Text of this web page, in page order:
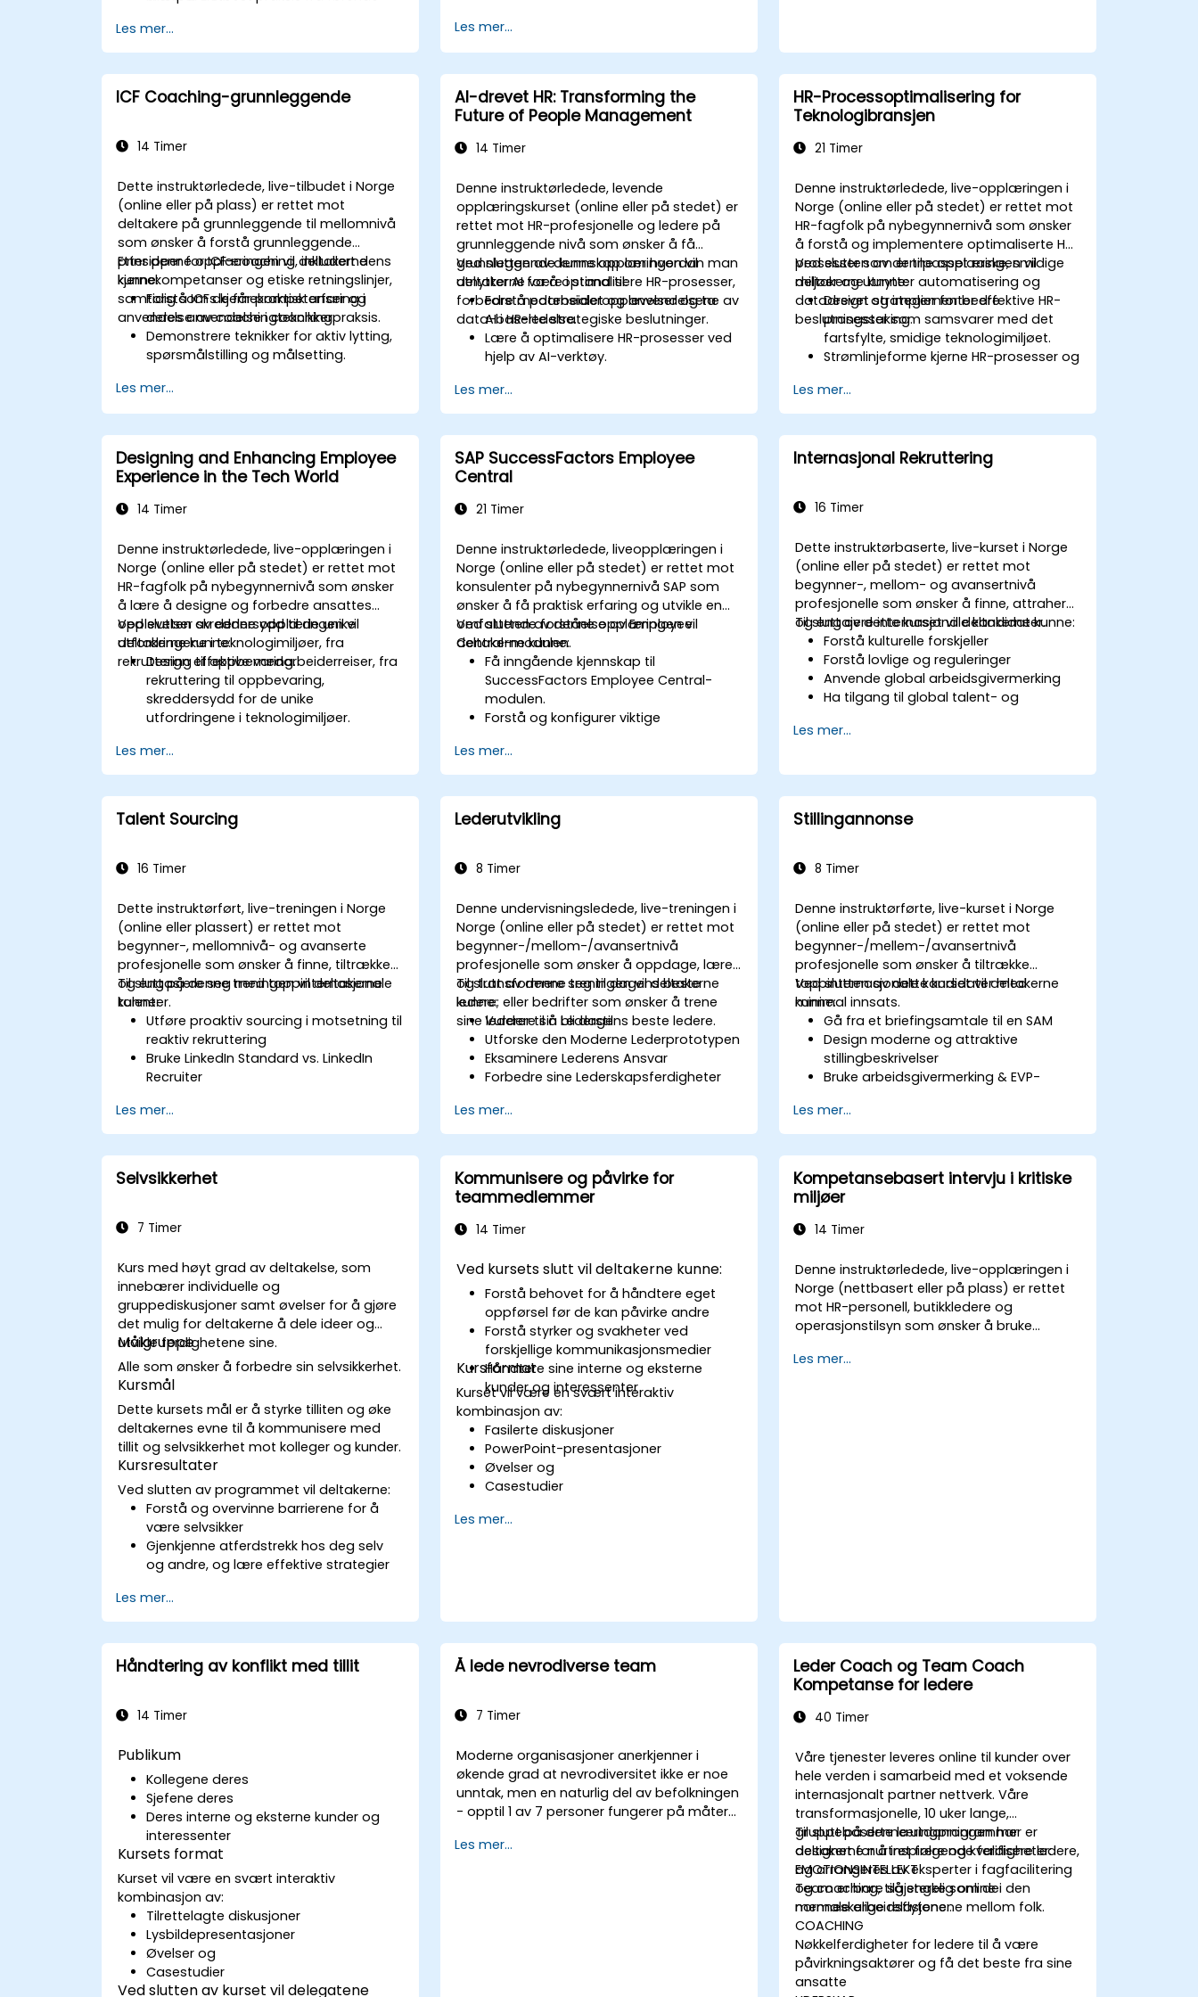
Les mer...
Les mer...
ICF Coaching-grunnleggende
14 Timer
Dette instruktørledede, live-tilbudet i Norge
(online eller på plass) er rettet mot
deltakere på grunnleggende til mellomnivå
som ønsker å forstå grunnleggende
prinsipper for ICF-coaching, inkludert dens
kjernekompetanser og etiske retningslinjer,
samtidig som de får praktisk erfaring i
anvendelse av coachingteknikker.
Etter denne opplæringen vil deltakerne
kunne:
Forstå ICFs kjernekompetanser og
deres anvendelse i coachingpraksis.
Demonstrere teknikker for aktiv lytting,
spørsmålstilling og målsetting.
transformerende coaching-samtaler.
Overholde ICFs etiske kodeks i
Utvikle en personlig coachingstil som er
i tråd med ICF-prinsippene.
Les mer...
AI-drevet HR: Transforming the
Future of People Management
14 Timer
Denne instruktørledede, levende
opplæringskurset (online eller på stedet) er
rettet mot HR-profesjonelle og ledere på
grunnleggende nivå som ønsker å få
grunnleggende kunnskap om hvordan man
utnytter AI for å optimalisere HR-prosesser,
forbedre medarbeideropplevelser og ta
data-baserte strategiske beslutninger.
Ved slutten av denne opplæringen vil
deltakerne være i stand til:
Forstå potensialet og anvendelsene av
AI i HR-ledelse.
Lære å optimalisere HR-prosesser ved
hjelp av AI-verktøy.
gjennom AI-drevne strategier.
Bruke AI-insikter for å ta strategiske HR-
beslutninger.
Les mer...
HR-Processoptimalisering for
Teknologibransjen
21 Timer
Denne instruktørledede, live-opplæringen i
Norge (online eller på stedet) er rettet mot
HR-fagfolk på nybegynnernivå som ønsker
å forstå og implementere optimaliserte HR-
prosesser som er tilpasset raske, smidige
miljøer og utnytter automatisering og
datadrevet strategier for bedre
beslutningstaking.
Ved slutten av denne opplæringen vil
deltakerne kunne:
Design og implementer effektive HR-
prosesser som samsvarer med det
fartsfylte, smidige teknologimiljøet.
Strømlinjeforme kjerne HR-prosesser og
Sikre justering av HR-strategier med
forretningsmål for å støtte
skalerbarhet og kontinuerlig forbedring.
Les mer...
Designing and Enhancing Employee
Experience in the Tech World
14 Timer
Denne instruktørledede, live-opplæringen i
Norge (online eller på stedet) er rettet mot
HR-fagfolk på nybegynnernivå som ønsker
å lære å designe og forbedre ansattes
opplevelser skreddersydd til de unike
utfordringene i teknologimiljøer, fra
rekruttering til oppbevaring.
Ved slutten av denne opplæringen vil
deltakerne kunne:
Design effektive medarbeiderreiser, fra
rekruttering til oppbevaring,
skreddersydd for de unike
utfordringene i teknologimiljøer.
engasjement, inkludering og
kontinuerlig utvikling i den tekniske
arbeidsstyrken.
Les mer...
SAP SuccessFactors Employee
Central
21 Timer
Denne instruktørledede, liveopplæringen i
Norge (online eller på stedet) er rettet mot
konsulenter på nybegynnernivå SAP som
ønsker å få praktisk erfaring og utvikle en
omfattende forståelse av Employee
Central-modulen.
Ved slutten av denne opplæringen vil
deltakerne kunne:
Få inngående kjennskap til
SuccessFactors Employee Central-
modulen.
Forstå og konfigurer viktige
klargjøring, sikkerhet og
dataadministrasjon.
Utfør grunnleggende og komplekse
støtte- og vedlikeholdskonfigurasjoner.
Les mer...
Internasjonal Rekruttering
16 Timer
Dette instruktørbaserte, live-kurset i Norge
(online eller på stedet) er rettet mot
begynner-, mellom- og avansertnivå
profesjonelle som ønsker å finne, attrahere
og engajere internasjonale kandidater.
Til slutt av dette kurset vil deltakerne kunne:
Forstå kulturelle forskjeller
Forstå lovlige og reguleringer
Anvende global arbeidsgivermerking
Ha tilgang til global talent- og
Les mer...
Talent Sourcing
16 Timer
Dette instruktørført, live-treningen i Norge
(online eller plassert) er rettet mot
begynner-, mellomnivå- og avanserte
profesjonelle som ønsker å finne, tiltrække
og engasjere seg med toppinternasjonale
talenter.
Til slutt på denne treningen vil deltakerne
kunne:
Utføre proaktiv sourcing i motsetning til
reaktiv rekruttering
Bruke LinkedIn Standard vs. LinkedIn
Recruiter
Selge kandidater muligheten &
samarbeide med ansatte ansvarlige
for ansettelse
Les mer...
Lederutvikling
8 Timer
Denne undervisningsledede, live-treningen i
Norge (online eller på stedet) er rettet mot
begynner-/mellom-/avansertnivå
profesjonelle som ønsker å oppdage, lære
og transformere seg til dagens beste
ledere; eller bedrifter som ønsker å trene
sine lederer til å bli dagens beste ledere.
Til slutt av denne treningen vil deltakerne
kunne:
Vurdere sin Lederstil
Utforske den Moderne Lederprototypen
Eksaminere Lederens Ansvar
Forbedre sine Lederskapsferdigheter
Les mer...
Stillingannonse
8 Timer
Denne instruktørførte, live-kurset i Norge
(online eller på stedet) er rettet mot
begynner-/mellem-/avansertnivå
profesjonelle som ønsker å tiltrække
toppinternasjonale kandidater med
minimal innsats.
Ved slutten av dette kurset vil deltakerne
kunne:
Gå fra et briefingsamtale til en SAM
Design moderne og attraktive
stillingbeskrivelser
Bruke arbeidsgivermerking & EVP-
Post en eller flere stillingannonser
Motta et tilpasset langliste
Les mer...
Selvsikkerhet
7 Timer
Kurs med høyt grad av deltakelse, som
innebærer individuelle og
gruppediskusjoner samt øvelser for å gjøre
det mulig for deltakerne å dele ideer og
utvikle ferdighetene sine.
Målgruppe
Alle som ønsker å forbedre sin selvsikkerhet.
Kursmål
Dette kursets mål er å styrke tilliten og øke
deltakernes evne til å kommunisere med
tillit og selvsikkerhet mot kolleger og kunder.
Kursresultater
Ved slutten av programmet vil deltakerne:
Forstå og overvinne barrierene for å
være selvsikker
Gjenkjenne atferdstrekk hos deg selv
og andre, og lære effektive strategier
Kommunisere effektivt med en bred
rekke personer for å oppnå gevinst-
vinnsituasjoner der det er mulig
Håndtere vanskelige situasjoner
effektivt.
Les mer...
Kommunisere og påvirke for
teammedlemmer
14 Timer
Ved kursets slutt vil deltakerne kunne:
Forstå behovet for å håndtere eget
oppførsel før de kan påvirke andre
Forstå styrker og svakheter ved
forskjellige kommunikasjonsmedier
Håndtere sine interne og eksterne
kunder og interessenter
Kursformat
Kurset vil være en svært interaktiv
kombinasjon av:
Fasilerte diskusjoner
PowerPoint-presentasjoner
Øvelser og
Casestudier
Les mer...
Kompetansebasert intervju i kritiske
miljøer
14 Timer
Denne instruktørledede, live-opplæringen i
Norge (nettbasert eller på plass) er rettet
mot HR-personell, butikkledere og
operasjonstilsyn som ønsker å bruke
identifisere ideelle kandidater, utforme
Les mer...
Håndtering av konflikt med tillit
14 Timer
Publikum
Kollegene deres
Sjefene deres
Deres interne og eksterne kunder og
interessenter
Kursets format
Kurset vil være en svært interaktiv
kombinasjon av:
Tilrettelagte diskusjoner
Lysbildepresentasjoner
Øvelser og
Casestudier
Ved slutten av kurset vil delegatene
Å lede nevrodiverse team
7 Timer
Moderne organisasjoner anerkjenner i
økende grad at nevrodiversitet ikke er noe
unntak, men en naturlig del av befolkningen
- opptil 1 av 7 personer fungerer på måter
at de fleste teamene idag består av
Les mer...
Leder Coach og Team Coach
Kompetanse for ledere
40 Timer
Våre tjenester leveres online til kunder over
hele verden i samarbeid med et voksende
internasjonalt partner nettverk. Våre
transformasjonelle, 10 uker lange,
gruppebaserte læringprogrammer er
designet for å inspirere og kvalifisere ledere,
og arrangeres av eksperter i fagfacilitering
og coaching, tilgjengelig online i den
normale arbeidsflytene...
Til slutt på denne utdanningen har
deltakerne nurtret følgende ferdigheter:
EMOTIONSINTELLEKT
Team er bare så sterke som de
menneskelige relasjonene mellom folk.
COACHING
Nøkkelferdigheter for ledere til å være
påvirkningsaktører og få det beste fra sine
ansatte